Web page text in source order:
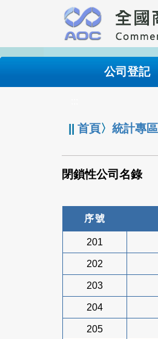
要
內
公司登記
||首頁〉統計專區
閉鎖性公司名錄
序號
201
202
203
204
205